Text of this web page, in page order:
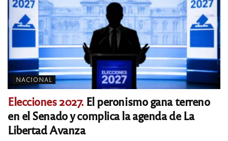
NACIONAL
Elecciones 2027.El peronismo gana terreno
en el Senado y complica la agenda de La
Libertad Avanza